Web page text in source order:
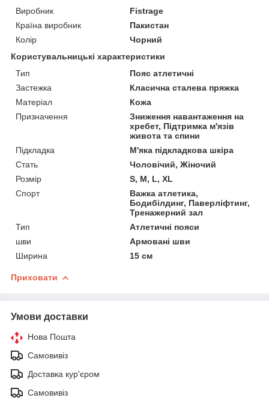
Виробник
Fistrage
Країна виробник
Пакистан
Колір
Чорний
Користувальницькі характеристики
Тип
Пояс атлетичні
Застежка
Класична сталева пряжка
Матеріал
Кожа
Призначення
Зниження навантаження на
хребет, Підтримка м'язів
живота та спини
Підкладка
М'яка підкладкова шкіра
Стать
Чоловічий, Жіночий
Розмір
S, M, L, XL
Спорт
Важка атлетика,
Бодибілдинг, Паверліфтинг,
Тренажерний зал
Тип
Атлетичні пояси
шви
Армовані шви
Ширина
15 см
Приховати
Умови доставки
Нова Пошта
Самовивіз
Доставка кур'єром
Самовивіз